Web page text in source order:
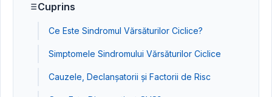
Cuprins
Ce Este Sindromul Vărsăturilor Ciclice?
Simptomele Sindromului Vărsăturilor Ciclice
Cauzele, Declanșatorii și Factorii de Risc